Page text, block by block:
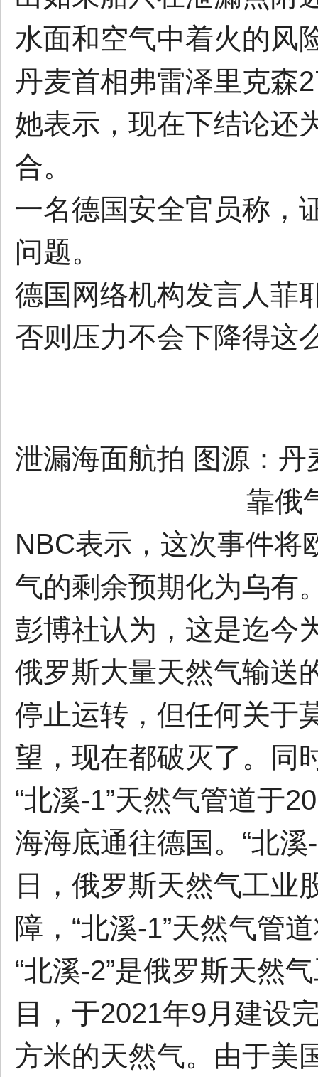
水面和空气中着火的风
丹麦首相弗雷泽里克森
她表示，现在下结论还
合。
一名德国安全官员称，
问题。
德国网络机构发言人菲
否则压力不会下降得这
泄漏海面航拍 图源：丹
靠俄
NBC表示，这次事件将
气的剩余预期化为乌有
彭博社认为，这是迄今
俄罗斯大量天然气输送
停止运转，但任何关于
望，现在都破灭了。同
“北溪-1”天然气管道于
海海底通往德国。“北
日，俄罗斯天然气工业
障，“北溪-1”天然气管
“北溪-2”是俄罗斯天然
目，于2021年9月建设
方米的天然气。由于美